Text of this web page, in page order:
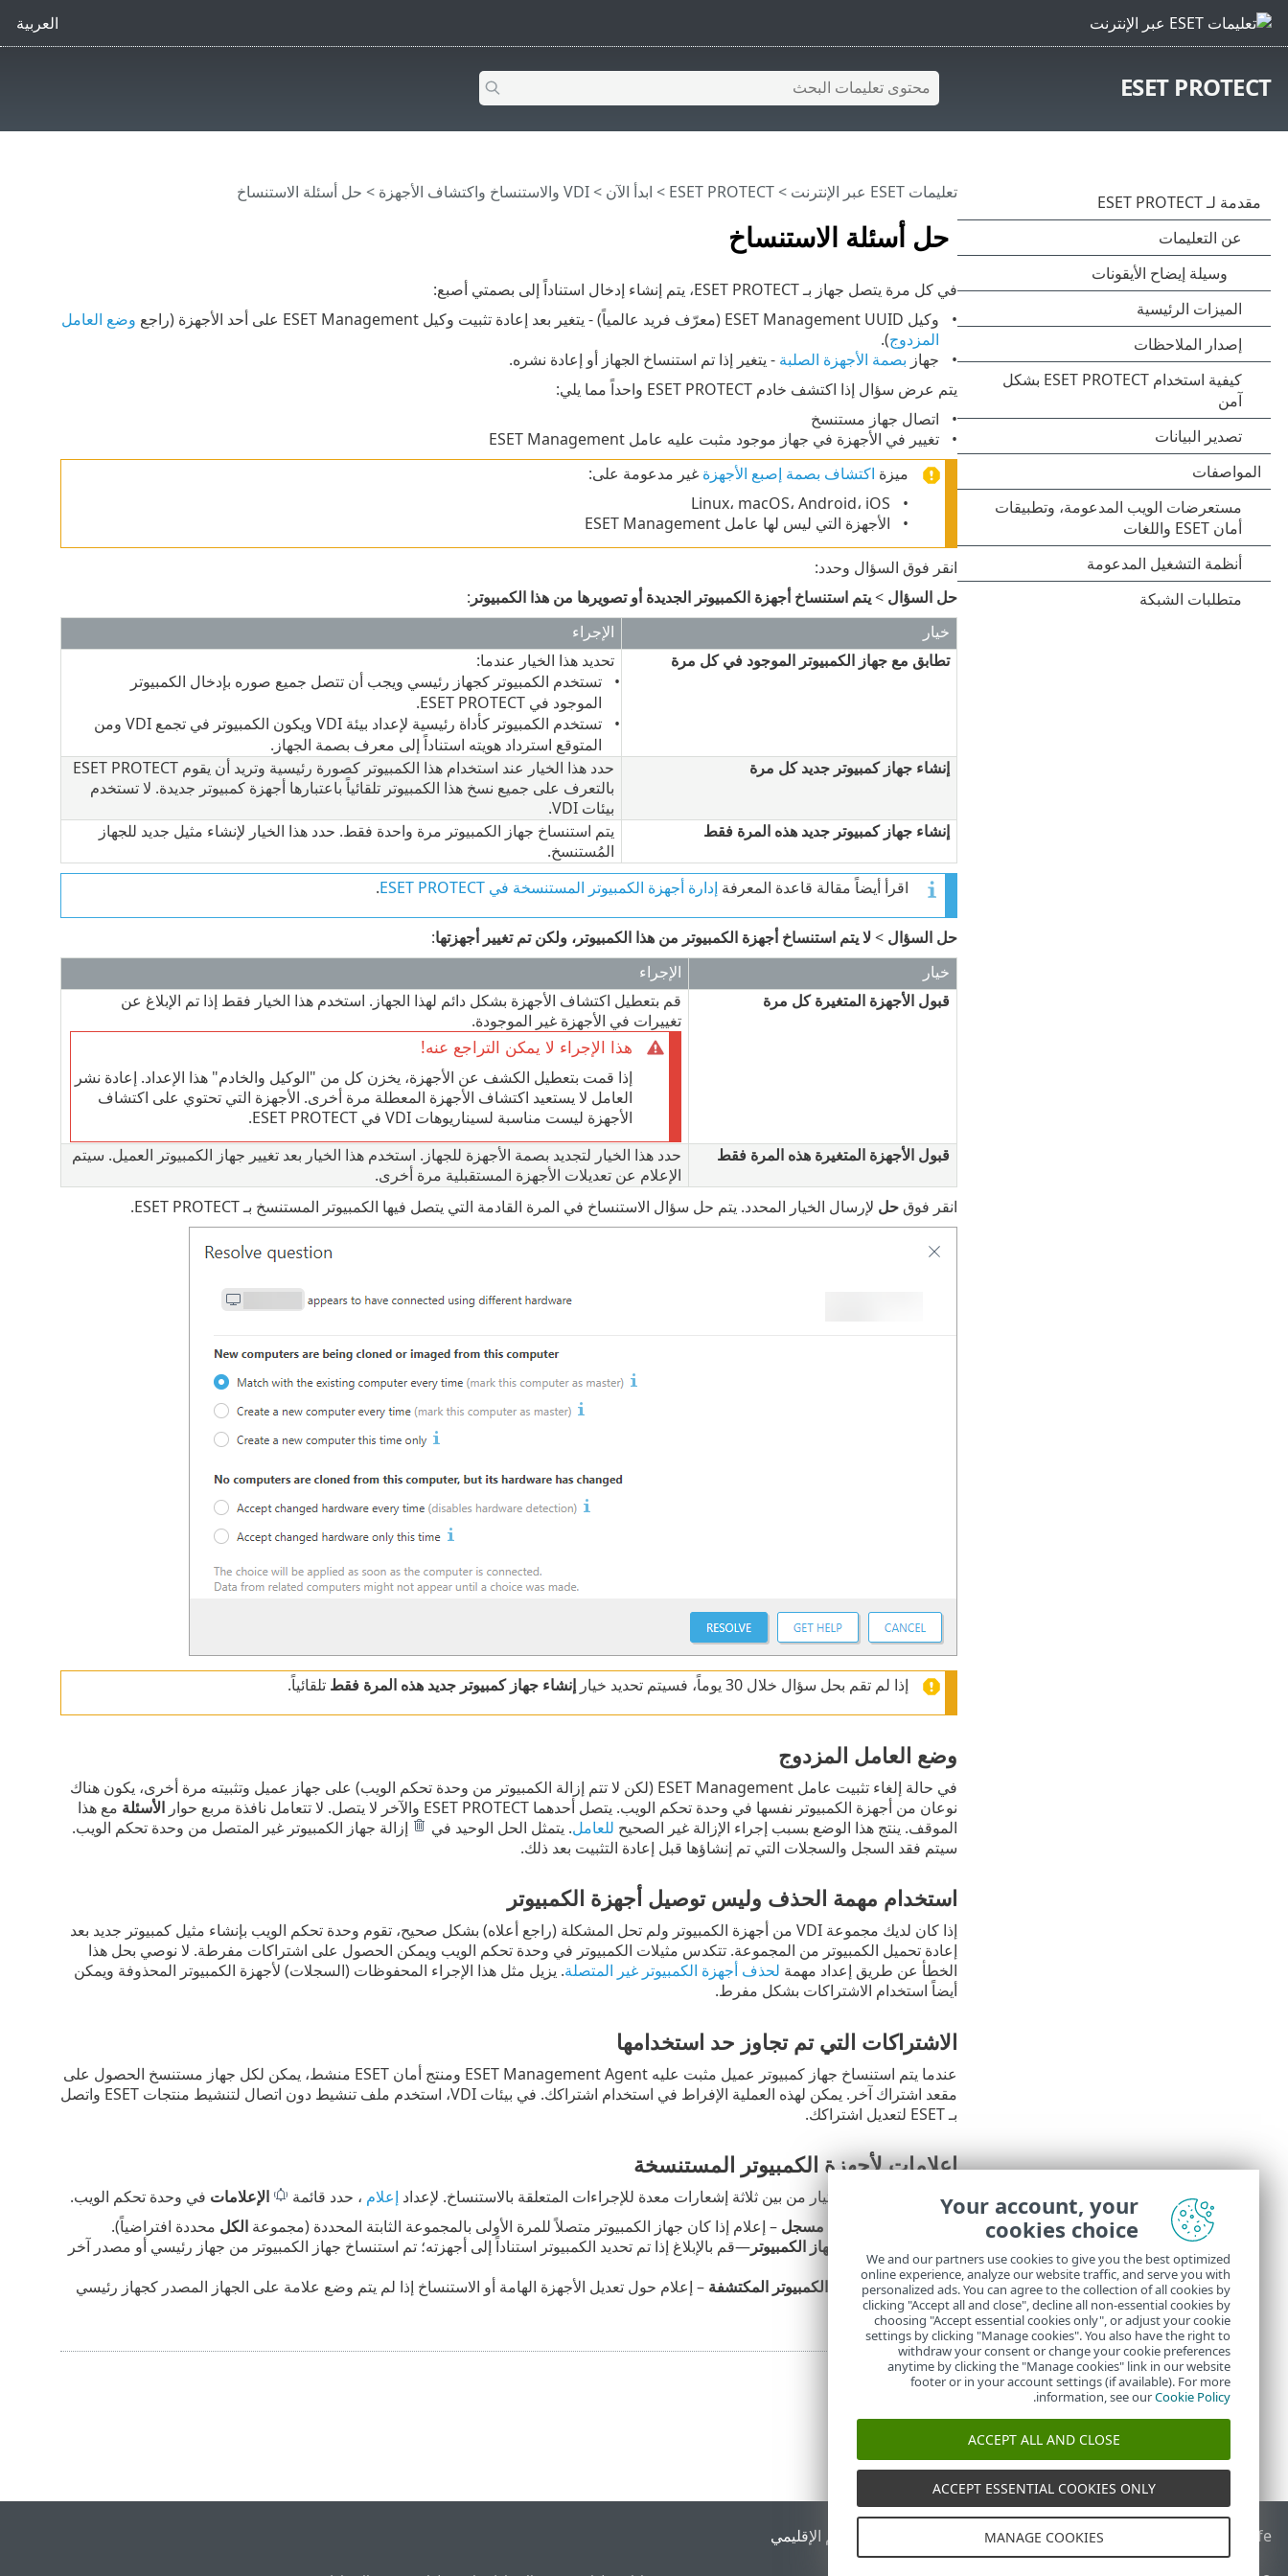
العربية
ESET PROTECT
حل أسئلة الاستنساخ
تعليمات ESET عبر الإنترنت >
ESET PROTECT
> ابدأ الآن >VDI والاستنساخ واكتشاف الأجهزة > حل أسئلة الاستنساخ
في كل مرة يتصل جهاز بـ ESET PROTECT، يتم إنشاء إدخال استناداً إلى بصمتي أصبع:
وكيل ESET Management UUID (معرّف فريد عالمياً) - يتغير بعد إعادة تثبيت وكيل ESET Management على أحد الأجهزة (راجع
وضع العامل
المزدوج).
جهاز بصمة الأجهزة الصلبة - يتغير إذا تم استنساخ الجهاز أو إعادة نشره.
يتم عرض سؤال إذا اكتشف خادم ESET PROTECT واحداً مما يلي:
اتصال جهاز مستنسخ
تغيير في الأجهزة في جهاز موجود مثبت عليه عامل ESET Management
ميزة اكتشاف بصمة إصبع الأجهزة غير مدعومة على:
Linux، macOS، Android، iOS
الأجهزة التي ليس لها عامل ESET Management
انقر فوق السؤال وحدد:
حل السؤال >يتم استنساخ أجهزة الكمبيوتر الجديدة أو تصويرها من هذا الكمبيوتر :
خيار
الإجراء
تطابق مع جهاز الكمبيوتر الموجود في كل مرة
تحديد هذا الخيار عندما:
تستخدم الكمبيوتر كجهاز رئيسي ويجب أن تتصل جميع صوره بإدخال الكمبيوتر
الموجود في ESET PROTECT.
تستخدم الكمبيوتر كأداة رئيسية لإعداد بيئة VDI ويكون الكمبيوتر في تجمع VDI ومن
المتوقع استرداد هويته استناداً إلى معرف بصمة الجهاز.
إنشاء جهاز كمبيوتر جديد كل مرة
حدد هذا الخيار عند استخدام هذا الكمبيوتر كصورة رئيسية وتريد أن يقوم ESET PROTECT
بالتعرف على جميع نسخ هذا الكمبيوتر تلقائياً باعتبارها أجهزة كمبيوتر جديدة. لا تستخدم
بيئات VDI.
إنشاء جهاز كمبيوتر جديد هذه المرة فقط
يتم استنساخ جهاز الكمبيوتر مرة واحدة فقط. حدد هذا الخيار لإنشاء مثيل جديد للجهاز
المُستنسخ.
اقرأ أيضاً مقالة قاعدة المعرفة إدارة أجهزة الكمبيوتر المستنسخة في ESET PROTECT .
حل السؤال >لا يتم استنساخ أجهزة الكمبيوتر من هذا الكمبيوتر، ولكن تم تغيير أجهزتها:
خيار
الإجراء
قبول الأجهزة المتغيرة كل مرة
قم بتعطيل اكتشاف الأجهزة بشكل دائم لهذا الجهاز. استخدم هذا الخيار فقط إذا تم الإبلاغ عن
تغييرات في الأجهزة غير الموجودة.
هذا الإجراء لا يمكن التراجع عنه!
إذا قمت بتعطيل الكشف عن الأجهزة، يخزن كل من "الوكيل والخادم" هذا الإعداد. إعادة نشر
العامل لا يستعيد اكتشاف الأجهزة المعطلة مرة أخرى. الأجهزة التي تحتوي على اكتشاف
الأجهزة ليست مناسبة لسيناريوهات VDI في ESET PROTECT.
قبول الأجهزة المتغيرة هذه المرة فقط
حدد هذا الخيار لتجديد بصمة الأجهزة للجهاز. استخدم هذا الخيار بعد تغيير جهاز الكمبيوتر العميل. سيتم
الإعلام عن تعديلات الأجهزة المستقبلية مرة أخرى.
انقر فوقحل لإرسال الخيار المحدد. يتم حل سؤال الاستنساخ في المرة القادمة التي يتصل فيها الكمبيوتر المستنسخ بـ ESET PROTECT.
إذا لم تقم بحل سؤال خلال 30 يوماً، فسيتم تحديد خيار إنشاء جهاز كمبيوتر جديد هذه المرة فقط تلقائياً.
وضع العامل المزدوج
في حالة إلغاء تثبيت عامل ESET Management (لكن لا تتم إزالة الكمبيوتر من وحدة تحكم الويب) على جهاز عميل وتثبيته مرة أخرى، يكون هناك
نوعان من أجهزة الكمبيوتر نفسها في وحدة تحكم الويب. يتصل أحدهما ESET PROTECT والآخر لا يتصل. لا تتعامل نافذة مربع حوار
الأسئلة مع هذا
الموقف. ينتج هذا الوضع بسبب إجراء الإزالة غير الصحيح للعامل. يتمثل الحل الوحيد في
إزالة جهاز الكمبيوتر غير المتصل من وحدة تحكم الويب.
سيتم فقد السجل والسجلات التي تم إنشاؤها قبل إعادة التثبيت بعد ذلك.
استخدام مهمة الحذف وليس توصيل أجهزة الكمبيوتر
إذا كان لديك مجموعة VDI من أجهزة الكمبيوتر ولم تحل المشكلة (راجع أعلاه) بشكل صحيح، تقوم وحدة تحكم الويب بإنشاء مثيل كمبيوتر جديد بعد
إعادة تحميل الكمبيوتر من المجموعة. تتكدس مثيلات الكمبيوتر في وحدة تحكم الويب ويمكن الحصول على اشتراكات مفرطة. لا نوصي بحل هذا
الخطأ عن طريق إعداد مهمة لحذف أجهزة الكمبيوتر غير المتصلة. يزيل مثل هذا الإجراء المحفوظات (السجلات) لأجهزة الكمبيوتر المحذوفة ويمكن
أيضاً استخدام الاشتراكات بشكل مفرط.
الاشتراكات التي تم تجاوز حد استخدامها
عندما يتم استنساخ جهاز كمبيوتر عميل مثبت عليه ESET Management Agent ومنتج أمان ESET منشط، يمكن لكل جهاز مستنسخ الحصول على
مقعد اشتراك آخر. يمكن لهذه العملية الإفراط في استخدام اشتراكك. في بيئات VDI، استخدم ملف تنشيط دون اتصال لتنشيط منتجات ESET واتصل
بـ ESET لتعديل اشتراكك.
إعلامات لأجهزة الكمبيوتر المستنسخة
يمكن للمستخدم الاختيار من بين ثلاثة إشعارات معدة للإجراءات المتعلقة بالاستنساخ. لإعداد إعلام ، حدد قائمة الإعلامات في وحدة تحكم الويب.
جهاز كمبيوتر جديد مسجل – إعلام إذا كان جهاز الكمبيوتر متصلاً للمرة الأولى بالمجموعة الثابتة المحددة (مجموعة الكل محددة افتراضياً).
تم استرداد هوية جهاز الكمبيوتر—قم بالإبلاغ إذا تم تحديد الكمبيوتر استناداً إلى أجهزته؛ تم استنساخ جهاز الكمبيوتر من جهاز رئيسي أو مصدر آخر
معروف
احتمالية استنساخ الكمبيوتر المكتشفة – إعلام حول تعديل الأجهزة الهامة أو الاستنساخ إذا لم يتم وضع علامة على الجهاز المصدر كجهاز رئيسي
من قبل.
End of Life منتدى ESET ESET Status Portal الدعم الإقليمي
Your account, your
cookies choice
We and our partners use cookies to give you the best optimized
online experience, analyze our website traffic, and serve you with
personalized ads. You can agree to the collection of all cookies by
clicking "Accept all and close", decline all non-essential cookies by
choosing "Accept essential cookies only", or adjust your cookie
settings by clicking "Manage cookies". You also have the right to
withdraw your consent or change your cookie preferences
anytime by clicking the "Manage cookies" link in our website
footer or in your account settings (if available). For more
information, see ourCookie Policy
.
ACCEPT ALL AND CLOSE
ACCEPT ESSENTIAL COOKIES ONLY
MANAGE COOKIES